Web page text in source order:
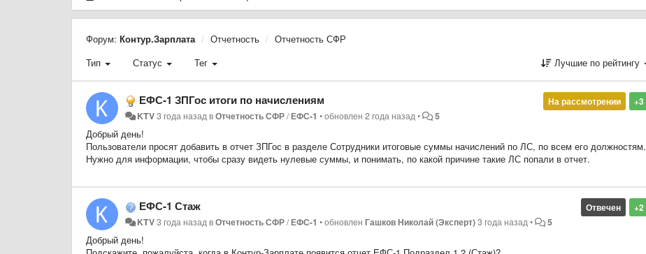
Форум: Контур.Зарплата Отчетность
Отчетность СФР
Тип
Статус Тег Лучшие по рейтингу
+3
На рассмотрении
ЕФС-1 ЗПГос итоги по начислениям
KTV3 года назадвОтчетность СФР/ЕФС-1 •обновлен2 года назад• 5
Добрый день!
Пользователи просят добавить в отчет ЗПГос в разделе Сотрудники итоговые суммы начислений по ЛС, по всем его должностям.
Нужно для информации, чтобы сразу видеть нулевые суммы, и понимать, по какой причине такие ЛС попали в отчет.
+2
Отвечен
ЕФС-1 Стаж
KTV3 года назадвОтчетность СФР/ЕФС-1 •обновленГашков Николай (Эксперт)3 года назад• 5
Добрый день!